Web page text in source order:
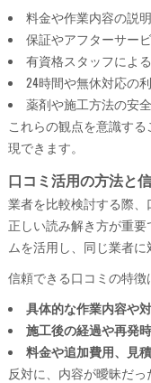
料金や作業内容の説
保証やアフターサー
有資格スタッフによ
24時間や無休対応の
薬剤や施工方法の安
これらの観点を意識す
現できます。
口コミ活用の方法と
業者を比較検討する際、
正しい読み解き方が重
ムを活用し、同じ業者に
信頼できる口コミの特徴
具体的な作業内容や
施工後の経過や再発
料金や追加費用、見
反対に、内容が曖昧だ